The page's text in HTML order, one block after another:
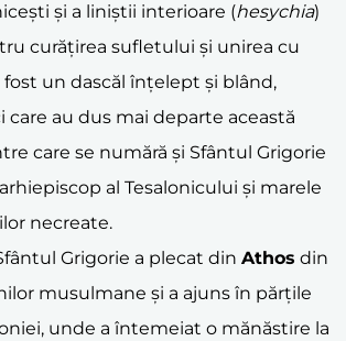
și a liniștii interioare (hesychia)
curățirea sufletului și unirea cu
fost un dascăl înțelept și blând,
au dus mai departe această
care se numără și Sfântul Grigorie
al Tesalonicului și marele
necreate.
Grigorie a plecat din Athos din
musulmane și a ajuns în părțile
unde a întemeiat o mănăstire la